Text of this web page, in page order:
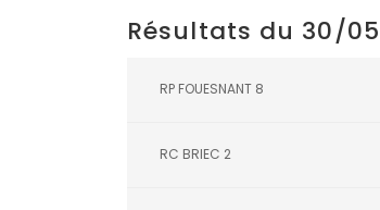
Résultats du 30/05
RP FOUESNANT 8
RC BRIEC 2